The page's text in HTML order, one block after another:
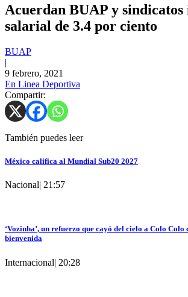
Acuerdan BUAP y
salarial de 3.4 por ciento
BUAP
|
9 febrero, 2021
En Linea Deportiva
Compartir:
También puedes leer
México califica al Mundial Sub20 2027
Nacional| 21:57
‘Vozinha’, un refuerzo que cayó del cielo a Colo Colo
bienvenida
Internacional| 20:28